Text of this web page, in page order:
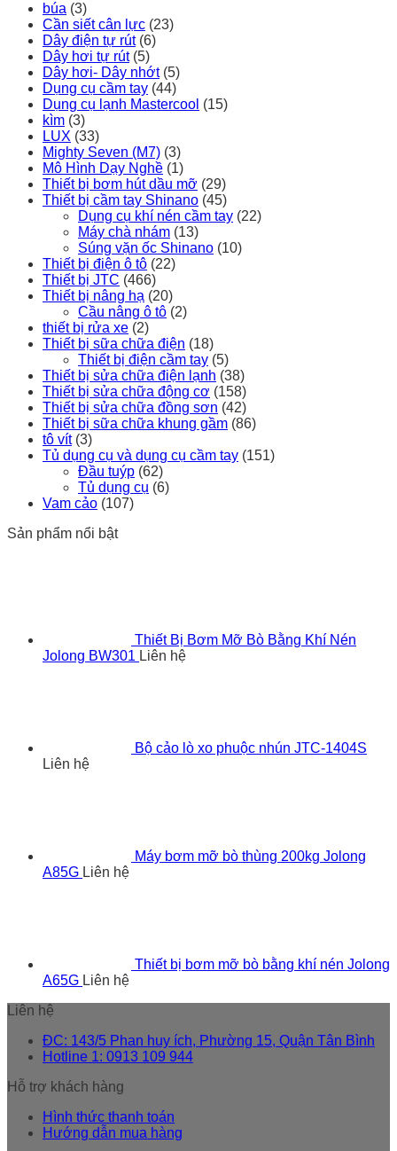
búa (3)
Cần siết cân lực (23)
Dây điện tự rút (6)
Dây hơi tự rút (5)
Dây hơi- Dây nhớt (5)
Dụng cụ cầm tay (44)
Dụng cụ lạnh Mastercool (15)
kìm (3)
LUX (33)
Mighty Seven (M7) (3)
Mô Hình Dạy Nghề (1)
Thiết bị bơm hút dầu mỡ (29)
Thiết bị cầm tay Shinano (45)
Dụng cụ khí nén cầm tay (22)
Máy chà nhám (13)
Súng vặn ốc Shinano (10)
Thiết bị điện ô tô (22)
Thiết bị JTC (466)
Thiết bị nâng hạ (20)
Cầu nâng ô tô (2)
thiết bị rửa xe (2)
Thiết bị sữa chữa điện (18)
Thiết bị điện cầm tay (5)
Thiết bị sửa chữa điện lạnh (38)
Thiết bị sửa chữa động cơ (158)
Thiết bị sửa chữa đồng sơn (42)
Thiết bị sữa chữa khung gầm (86)
tô vít (3)
Tủ dụng cụ và dụng cụ cầm tay (151)
Đầu tuýp (62)
Tủ dụng cụ (6)
Vam cảo (107)
Sản phẩm nổi bật
Thiết Bị Bơm Mỡ Bò Bằng Khí Nén
Jolong BW301 Liên hệ
Bộ cảo lò xo phuộc nhún JTC-1404S
Liên hệ
Máy bơm mỡ bò thùng 200kg Jolong
A85G Liên hệ
Thiết bị bơm mỡ bò bằng khí nén Jolong
A65G Liên hệ
Liên hệ
ĐC: 143/5 Phan huy ích, Phường 15, Quận Tân Bình
Hotline 1: 0913 109 944
Hỗ trợ khách hàng
Hình thức thanh toán
Hướng dẫn mua hàng